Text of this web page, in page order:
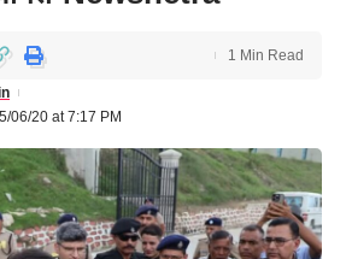
06/20 at 7:17 PM
1 Min Read